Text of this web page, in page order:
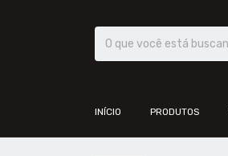
INÍCIO PRODUTOS